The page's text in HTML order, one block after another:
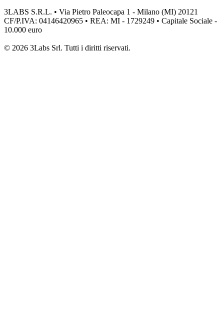
3LABS S.R.L. • Via Pietro Paleocapa 1 - Milano (MI) 20121
CF/P.IVA: 04146420965 • REA: MI - 1729249 • Capitale Sociale -
10.000 euro
© 2026 3Labs Srl. Tutti i diritti riservati.